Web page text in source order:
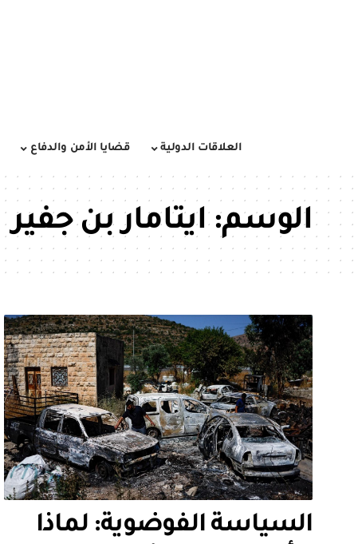
العلاقات الدولية قضايا الأمن والدفاع
الوسم:ايتامار بن جفير
السياسة الفوضوية: لماذا